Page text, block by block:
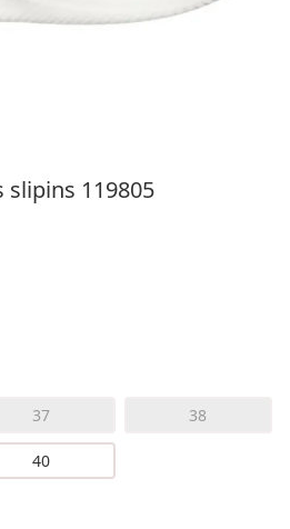
slipins 119805
37 38
40